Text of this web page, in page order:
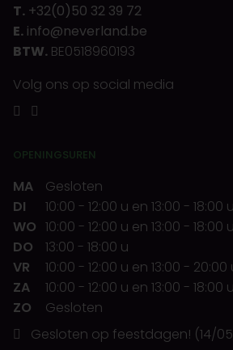
T. +32(0)50 32 39 72
E. info@neverland.be
BTW. BE0518960193
Volg ons op social media
OPENINGSUREN
MA
Gesloten
DI
10:00 - 12:00 u en 13:00 - 18:00 u
WO 10:00 - 12:00 u en 13:00 - 18:00 u
DO
13:00 - 18:00 u
VR
10:00 - 12:00 u en 13:00 - 20:00
ZA
10:00 - 12:00 u en 13:00 - 18:00 u
ZO
Gesloten
Gesloten op feestdagen! (14/